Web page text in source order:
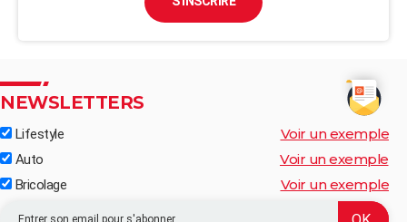
NEWSLETTERS
Lifestyle Voir un exemple
Auto Voir un exemple
Bricolage Voir un exemple